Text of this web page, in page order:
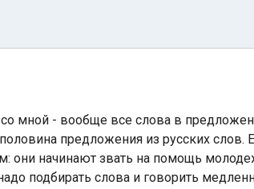
Бенгальский
мной - вообще все слова в
предложения из русских слов.
они начинают звать на помощь
подбирать слова и говорить